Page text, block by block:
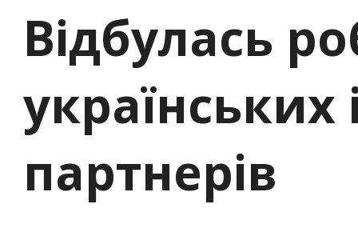
Відбулась
українських
партнерів